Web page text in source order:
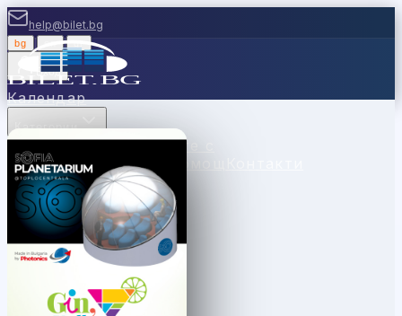
help@bilet.bg
bg |
Вход
Календар
Категории
МестаКасиПродавайте с
насВаучери Новини